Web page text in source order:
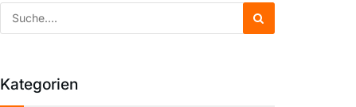
Kategorien